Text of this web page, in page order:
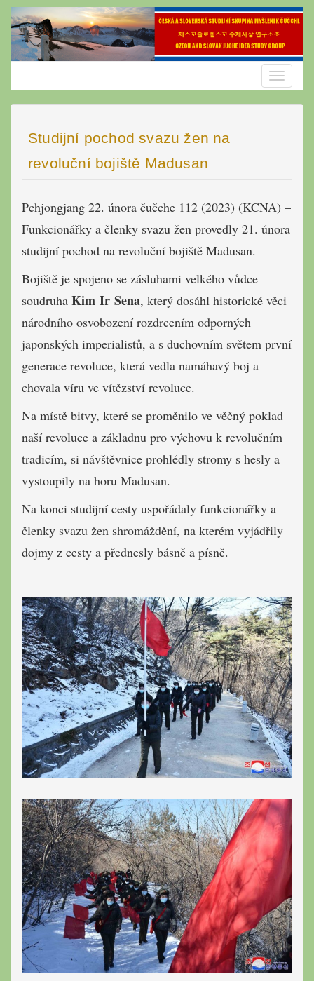
Skip
content
Toggle
Studijní pochod svazu žen na
revoluční bojiště Madusan
Pchjongjang 22. února čučche 112 (2023) (KCNA) –
Funkcionářky a členky svazu žen provedly 21. února
studijní pochod na revoluční bojiště Madusan.
Bojiště je spojeno se zásluhami velkého vůdce
soudruha Kim Ir Sena, který dosáhl historické věci
národního osvobození rozdrcením odporných
japonských imperialistů, a s duchovním světem první
generace revoluce, která vedla namáhavý boj a
chovala víru ve vítězství revoluce.
Na místě bitvy, které se proměnilo ve věčný poklad
naší revoluce a základnu pro výchovu k revolučním
tradicím, si návštěvnice prohlédly stromy s hesly a
vystoupily na horu Madusan.
Na konci studijní cesty uspořádaly funkcionářky a
členky svazu žen shromáždění, na kterém vyjádřily
dojmy z cesty a přednesly básně a písně.